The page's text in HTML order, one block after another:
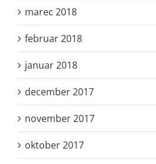
marec 2018
februar 2018
januar 2018
december 2017
november 2017
oktober 2017